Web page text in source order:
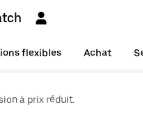
flexibles Achat
à prix réduit.